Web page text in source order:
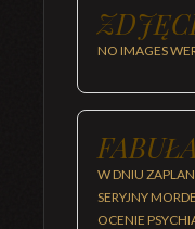
NO IMAGES
FABUŁA
W DNIU
SERYJNY
OCENIE